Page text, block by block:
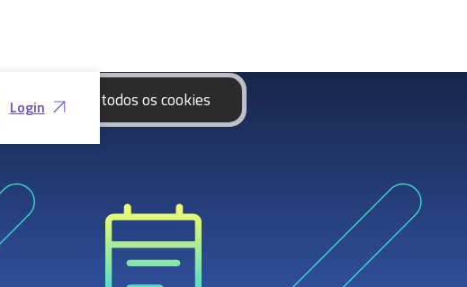
Login Aceitar todos os cookies